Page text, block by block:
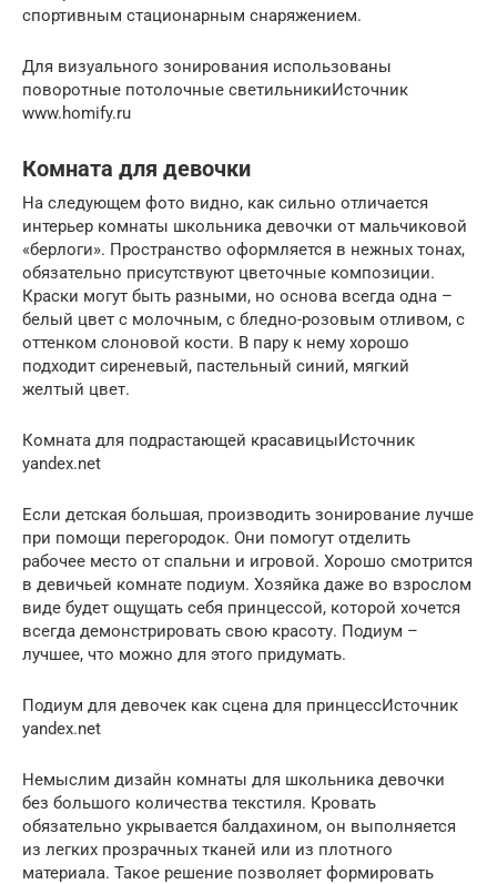
спортивным стационарным снаряжением.
Для визуального зонирования использованы
поворотные потолочные светильникиИсточник
www.homify.ru
Комната для девочки
На следующем фото видно, как сильно отличается
интерьер комнаты школьника девочки от мальчиковой
«берлоги». Пространство оформляется в нежных тонах,
обязательно присутствуют цветочные композиции.
Краски могут быть разными, но основа всегда одна –
белый цвет с молочным, с бледно-розовым отливом, с
оттенком слоновой кости. В пару к нему хорошо
подходит сиреневый, пастельный синий, мягкий
желтый цвет.
Комната для подрастающей красавицыИсточник
yandex.net
Если детская большая, производить зонирование лучше
при помощи перегородок. Они помогут отделить
рабочее место от спальни и игровой. Хорошо смотрится
в девичьей комнате подиум. Хозяйка даже во взрослом
виде будет ощущать себя принцессой, которой хочется
всегда демонстрировать свою красоту. Подиум –
лучшее, что можно для этого придумать.
Подиум для девочек как сцена для принцессИсточник
yandex.net
Немыслим дизайн комнаты для школьника девочки
без большого количества текстиля. Кровать
обязательно укрывается балдахином, он выполняется
из легких прозрачных тканей или из плотного
материала. Такое решение позволяет формировать